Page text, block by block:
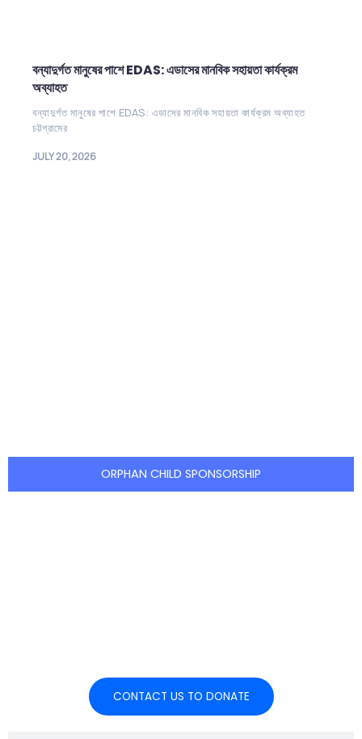
বন্যাদুর্গত মানুষের পাশে EDAS: এডাসের মানবিক সহায়তা কার্যক্রম
অব্যাহত
বন্যাদুর্গত মানুষের পাশে EDAS: এডাসের মানবিক সহায়তা কার্যক্রম অব্যাহত
চট্টগ্রামের
JULY 20, 2026
ORPHAN CHILD SPONSORSHIP
CONTACT US TO DONATE